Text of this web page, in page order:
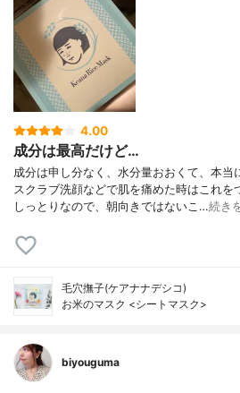
4.00
成分は最高だけど…
成分は申し分なく、水分量おおくて、本当
スクラブ洗顔などで肌を痛めた時はこれを
しっとりなので、朝向きではないこ…続き
毛穴撫子(ケアナナデシコ)
お米のマスク <シートマスク>
biyouguma